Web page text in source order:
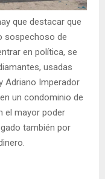
que destacar que
sospechoso de
en política, se
usadas
Adriano Imperador
un condominio de
el mayor poder
también por